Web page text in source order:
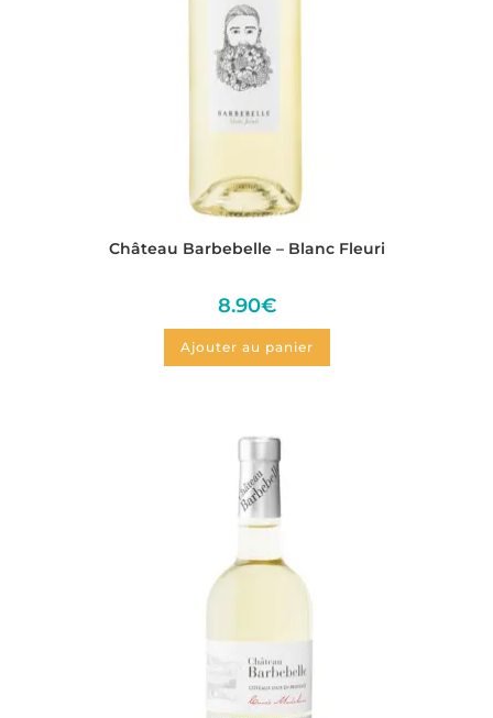
Château Barbebelle – Blanc Fleuri
8.90€
Ajouter au panier